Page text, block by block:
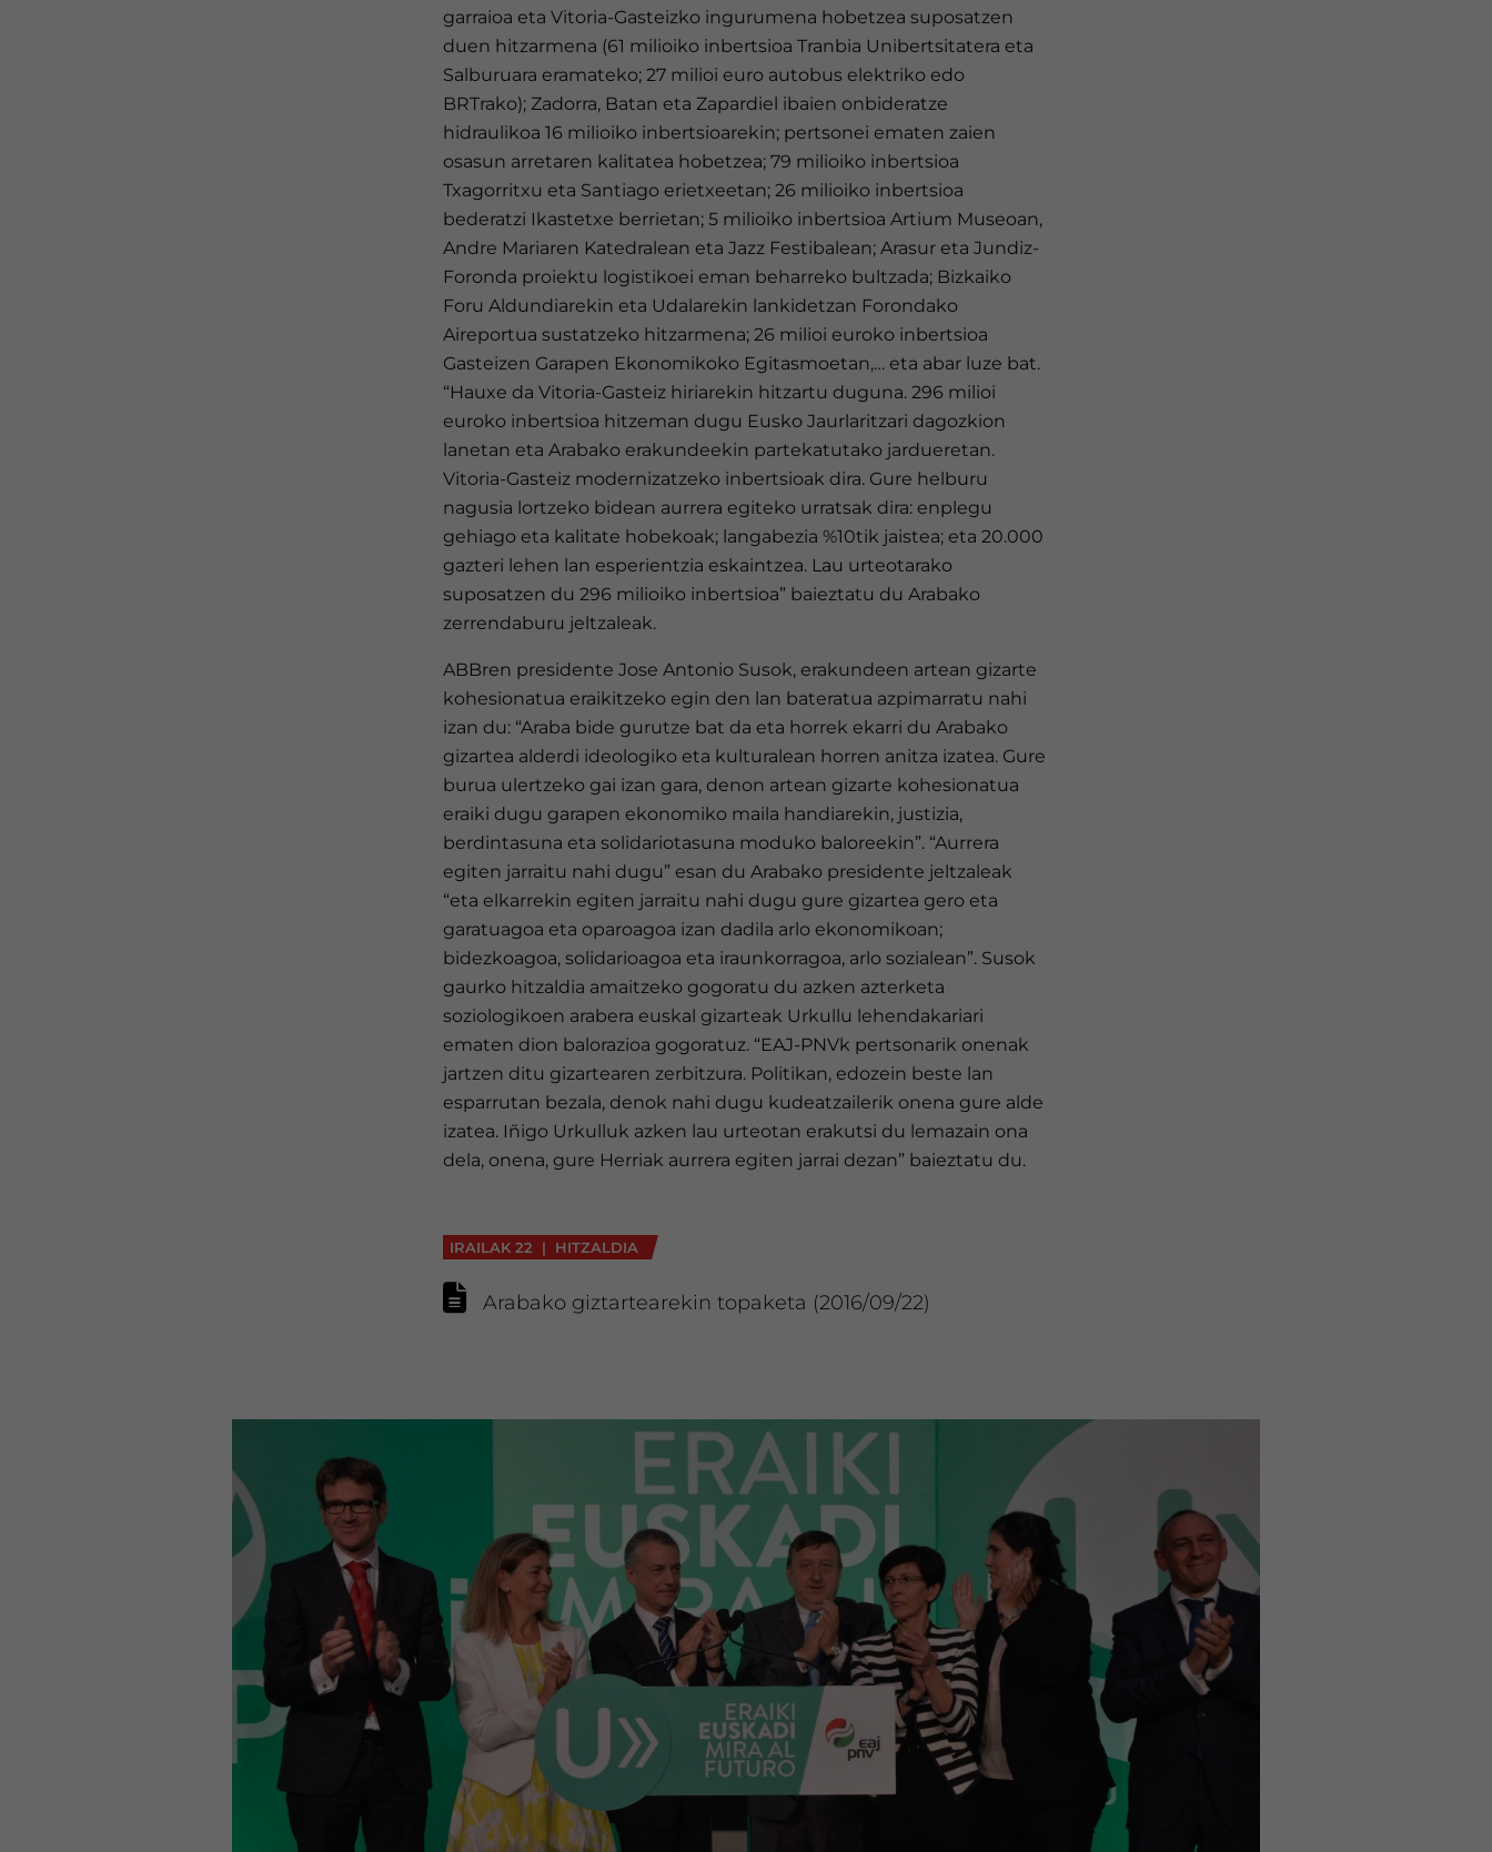
garraioa eta Vitoria-Gasteizko ingurumena hobetzea suposatzen
duen hitzarmena (61 milioiko inbertsioa Tranbia Unibertsitatera eta
Salburuara eramateko; 27 milioi euro autobus elektriko edo
BRTrako); Zadorra, Batan eta Zapardiel ibaien onbideratze
hidraulikoa 16 milioiko inbertsioarekin; pertsonei ematen zaien
osasun arretaren kalitatea hobetzea; 79 milioiko inbertsioa
Txagorritxu eta Santiago erietxeetan; 26 milioiko inbertsioa
bederatzi Ikastetxe berrietan; 5 milioiko inbertsioa Artium Museoan,
Andre Mariaren Katedralean eta Jazz Festibalean; Arasur eta Jundiz-
Foronda proiektu logistikoei eman beharreko bultzada; Bizkaiko
Foru Aldundiarekin eta Udalarekin lankidetzan Forondako
Aireportua sustatzeko hitzarmena; 26 milioi euroko inbertsioa
Gasteizen Garapen Ekonomikoko Egitasmoetan,… eta abar luze bat.
“Hauxe da Vitoria-Gasteiz hiriarekin hitzartu duguna. 296 milioi
euroko inbertsioa hitzeman dugu Eusko Jaurlaritzari dagozkion
lanetan eta Arabako erakundeekin partekatutako jardueretan.
Vitoria-Gasteiz modernizatzeko inbertsioak dira. Gure helburu
nagusia lortzeko bidean aurrera egiteko urratsak dira: enplegu
gehiago eta kalitate hobekoak; langabezia %10tik jaistea; eta 20.000
gazteri lehen lan esperientzia eskaintzea. Lau urteotarako
suposatzen du 296 milioiko inbertsioa” baieztatu du Arabako
zerrendaburu jeltzaleak.
ABBren presidente Jose Antonio Susok, erakundeen artean gizarte
kohesionatua eraikitzeko egin den lan bateratua azpimarratu nahi
izan du: “Araba bide gurutze bat da eta horrek ekarri du Arabako
gizartea alderdi ideologiko eta kulturalean horren anitza izatea. Gure
burua ulertzeko gai izan gara, denon artean gizarte kohesionatua
eraiki dugu garapen ekonomiko maila handiarekin, justizia,
berdintasuna eta solidariotasuna moduko baloreekin”. “Aurrera
egiten jarraitu nahi dugu” esan du Arabako presidente jeltzaleak
“eta elkarrekin egiten jarraitu nahi dugu gure gizartea gero eta
garatuagoa eta oparoagoa izan dadila arlo ekonomikoan;
bidezkoagoa, solidarioagoa eta iraunkorragoa, arlo sozialean”. Susok
gaurko hitzaldia amaitzeko gogoratu du azken azterketa
soziologikoen arabera euskal gizarteak Urkullu lehendakariari
ematen dion balorazioa gogoratuz. “EAJ-PNVk pertsonarik onenak
jartzen ditu gizartearen zerbitzura. Politikan, edozein beste lan
esparrutan bezala, denok nahi dugu kudeatzailerik onena gure alde
izatea. Iñigo Urkulluk azken lau urteotan erakutsi du lemazain ona
dela, onena, gure Herriak aurrera egiten jarrai dezan” baieztatu du.
IRAILAK 22 | HITZALDIA
Arabako giztartearekin topaketa (2016/09/22)